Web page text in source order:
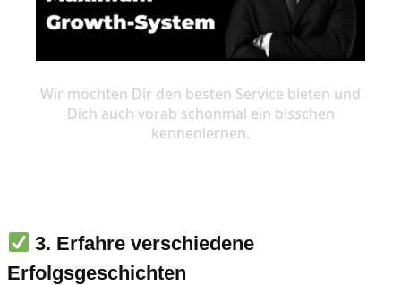
3. Erfahre verschiedene
Erfolgsgeschichten